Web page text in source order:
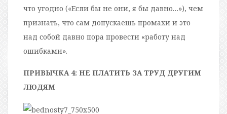
что угодно («Если бы не они, я бы давно…»), чем
признать, что сам допускаешь промахи и это
над собой давно пора провести «работу над
ошибками».
ПРИВЫЧКА 4: НЕ ПЛАТИТЬ ЗА ТРУД ДРУГИМ
ЛЮДЯМ